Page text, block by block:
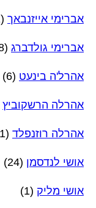
אברימי אייזנבאך (1)
אברימי גולדברג (18)
אהרל'ה בינעט (6)
אהרלה הרשקוביץ
אהרלה רוזנפלד (1)
אושי לנדסמן (24)
אושי מליק (1)